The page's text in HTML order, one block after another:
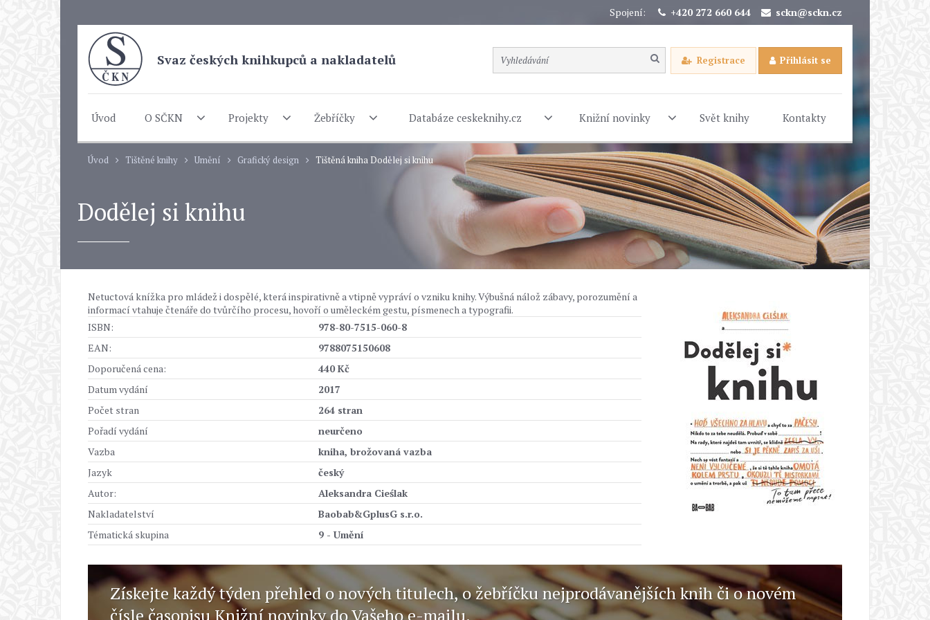
Spojení: +420 272 660 644 sckn@sckn.cz
Svaz českých knihkupců a nakladatelů Registrace Přihlásit se
Úvod O SČKN Projekty Žebříčky Databáze ceskeknihy.cz Knižní novinky Svět knihy Kontakty
Úvod Tištěné knihy Umění Grafický design Tištěná kniha Dodělej si knihu
Dodělej si knihu
Netuctová knížka pro mládež i dospělé, která inspirativně a vtipně vypráví o vzniku knihy. Výbušná nálož zábavy, porozumění a
informací vtahuje čtenáře do tvůrčího procesu, hovoří o uměleckém gestu, písmenech a typografii.
ISBN:
978-80-7515-060-8
EAN:
9788075150608
Doporučená cena:
440 Kč
Datum vydání
2017
Počet stran
264 stran
Pořadí vydání
neurčeno
Vazba
kniha, brožovaná vazba
Jazyk
český
Autor:
Aleksandra Cieślak
Nakladatelství
Baobab&GplusG s.r.o.
Tématická skupina
9 - Umění
Získejte každý týden přehled o nových titulech, o žebříčku nejprodávanějších knih či o novém
čísle časopisu Knižní novinky do Vašeho e-mailu.